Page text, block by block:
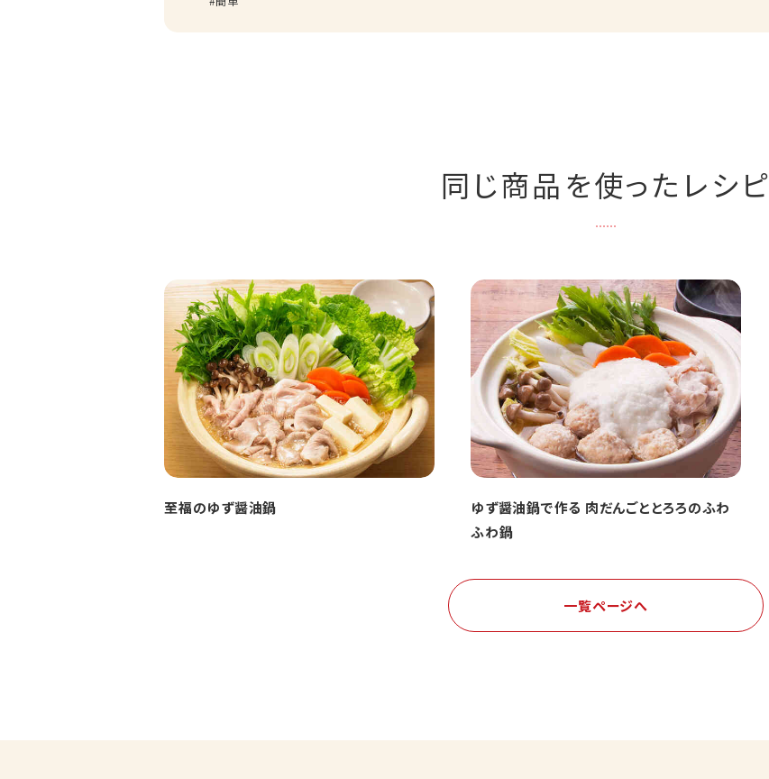
同じ商品を使ったレシピ
至福のゆず醤油鍋
ゆず醤油鍋で作る 肉だんごととろろのふわ
ふわ鍋
一覧ページへ